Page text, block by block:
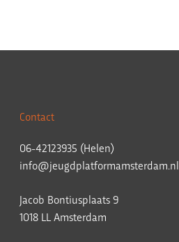
Contact
06-42123935 (Helen)
info@jeugdplatformamsterdam.nl
Jacob Bontiusplaats 9
1018 LL Amsterdam